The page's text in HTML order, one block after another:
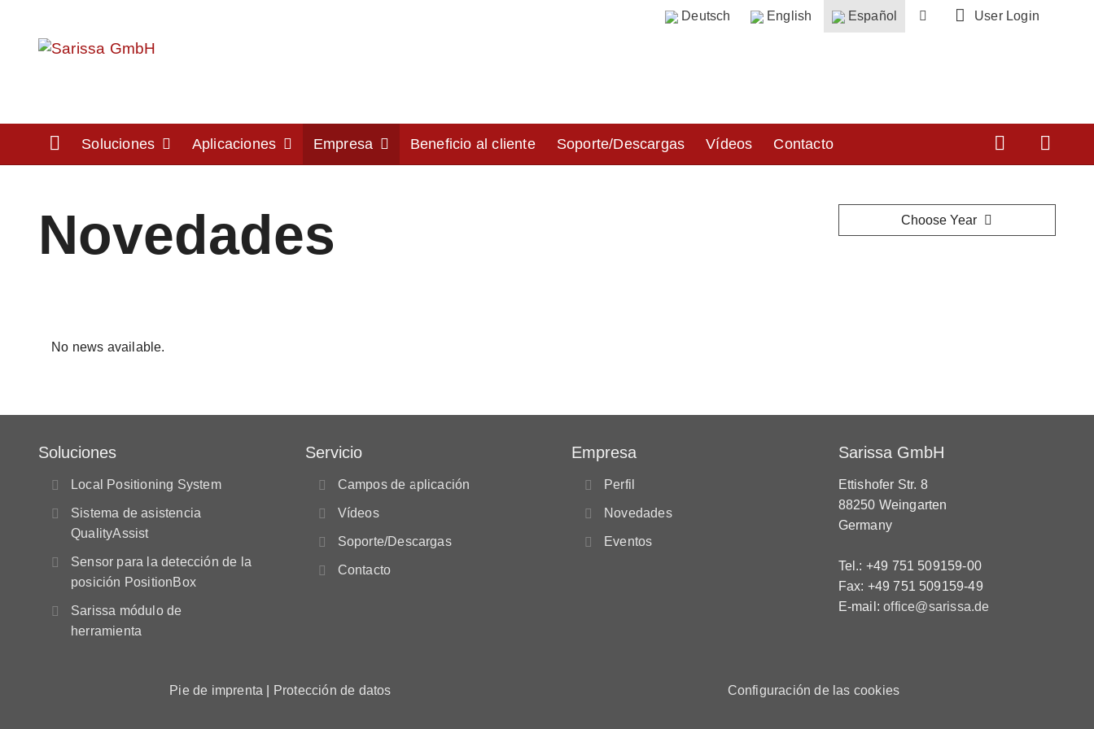
User Login
Deutsch English Español
HomeSoluciones Aplicaciones Empresa Beneficio al cliente Soporte/Descargas Vídeos Contacto YouTube
Novedades Choose Year
No news available.
Soluciones
Local Positioning System
Sistema de asistencia
QualityAssist
Sensor para la detección de la
posición PositionBox
Sarissa módulo de
herramienta
Servicio
Campos de aplicación
Vídeos
Soporte/Descargas
Contacto
Empresa
Perfil
Novedades
Eventos
Sarissa GmbH
Ettishofer Str. 8
88250 Weingarten
Germany
Tel.: +49 751 509159-00
Fax: +49 751 509159-49
E-mail:office@sarissa.de
Pie de imprenta Protección de datos Configuración de las cookies